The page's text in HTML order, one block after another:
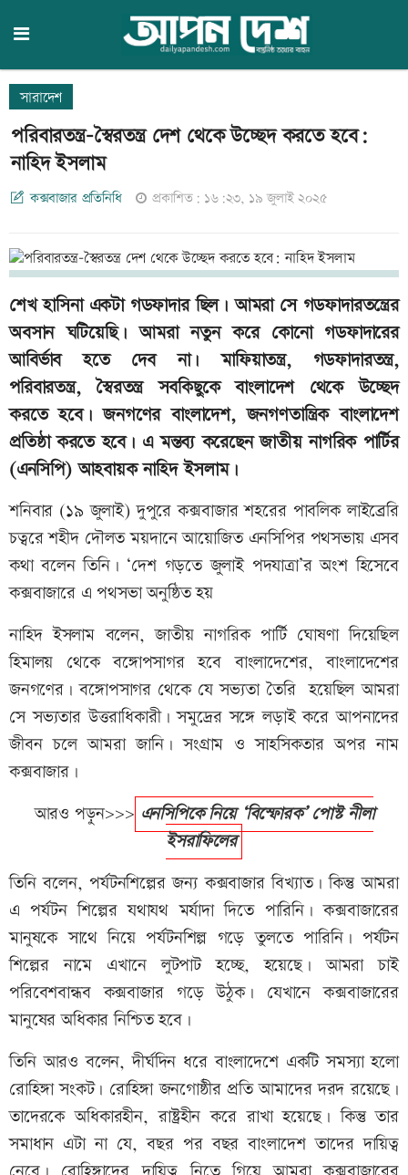
সারাদেশ
পরিবারতন্ত্র-স্বৈরতন্ত্র দেশ থেকে উচ্ছেদ করতে হবে:
নাহিদ ইসলাম
কক্সবাজার প্রতিনিধি প্রকাশিত: ১৬:২৩, ১৯ জুলাই ২০২৫
শেখ হাসিনা একটা গডফাদার ছিল। আমরা সে গডফাদারতন্ত্রের
অবসান ঘটিয়েছি। আমরা নতুন করে কোনো গডফাদারের
আবির্ভাব হতে দেব না। মাফিয়াতন্ত্র, গডফাদারতন্ত্র,
পরিবারতন্ত্র, স্বৈরতন্ত্র সবকিছুকে বাংলাদেশ থেকে উচ্ছেদ
করতে হবে। জনগণের বাংলাদেশ, জনগণতান্ত্রিক বাংলাদেশ
প্রতিষ্ঠা করতে হবে। এ মন্তব্য করেছেন জাতীয় নাগরিক পার্টির
(এনসিপি) আহবায়ক নাহিদ ইসলাম।
শনিবার (১৯ জুলাই) দুপুরে কক্সবাজার শহরের পাবলিক লাইব্রেরি
চত্বরে শহীদ দৌলত ময়দানে আয়োজিত এনসিপির পথসভায় এসব
কথা বলেন তিনি। ‘দেশ গড়তে জুলাই পদযাত্রা’র অংশ হিসেবে
কক্সবাজারে এ পথসভা অনুষ্ঠিত হয়
নাহিদ ইসলাম বলেন, জাতীয় নাগরিক পার্টি ঘোষণা দিয়েছিল
হিমালয় থেকে বঙ্গোপসাগর হবে বাংলাদেশের, বাংলাদেশের
জনগণের। বঙ্গোপসাগর থেকে যে সভ্যতা তৈরি হয়েছিল আমরা
সে সভ্যতার উত্তরাধিকারী। সমুদ্রের সঙ্গে লড়াই করে আপনাদের
জীবন চলে আমরা জানি। সংগ্রাম ও সাহসিকতার অপর নাম
কক্সবাজার।
আরও পড়ুন>>> এনসিপিকে নিয়ে ‘বিস্ফোরক’ পোস্ট নীলা
ইসরাফিলের
তিনি বলেন, পর্যটনশিল্পের জন্য কক্সবাজার বিখ্যাত। কিন্তু আমরা
এ পর্যটন শিল্পের যথাযথ মর্যাদা দিতে পারিনি। কক্সবাজারের
মানুষকে সাথে নিয়ে পর্যটনশিল্প গড়ে তুলতে পারিনি। পর্যটন
শিল্পের নামে এখানে লুটপাট হচ্ছে, হয়েছে। আমরা চাই
পরিবেশবান্ধব কক্সবাজার গড়ে উঠুক। যেখানে কক্সবাজারের
মানুষের অধিকার নিশ্চিত হবে।
তিনি আরও বলেন, দীর্ঘদিন ধরে বাংলাদেশে একটি সমস্যা হলো
রোহিঙ্গা সংকট। রোহিঙ্গা জনগোষ্ঠীর প্রতি আমাদের দরদ রয়েছে।
তাদেরকে অধিকারহীন, রাষ্ট্রহীন করে রাখা হয়েছে। কিন্তু তার
সমাধান এটা না যে, বছর পর বছর বাংলাদেশ তাদের দায়িত্ব